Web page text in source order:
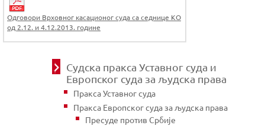
Одговори Врховног касационог суда са седнице КО
од 2.12. и 4.12.2013. године
Судска пракса Уставног суда и
Европског суда за људска права
Пракса Уставног суда
Пракса Европског суда за људска права
Пресуде против Србије